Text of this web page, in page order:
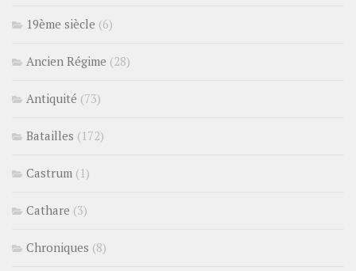
19ème siècle (6)
Ancien Régime (28)
Antiquité (73)
Batailles (172)
Castrum (1)
Cathare (3)
Chroniques (8)